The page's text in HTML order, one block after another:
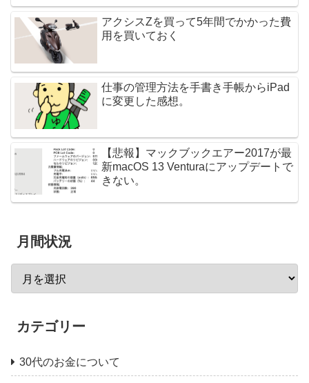
アクシスZを買って5年間でかかった費
用を買いておく
仕事の管理方法を手書き手帳からiPad
に変更した感想。
【悲報】マックブックエアー2017が最
新macOS 13 Venturaにアップデートで
きない。
月間状況
カテゴリー
30代のお金について